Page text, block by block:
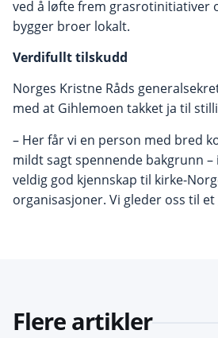
ved å løfte frem grasrotinitiativer
bygger broer lokalt.
Verdifullt tilskudd
Norges Kristne Råds
med at Gihlemoen takket ja til
– Her får vi en person med bred
mildt sagt spennende bakgrunn
veldig god kjennskap til kirke-
organisasjoner. Vi gleder oss til
Flere artikler